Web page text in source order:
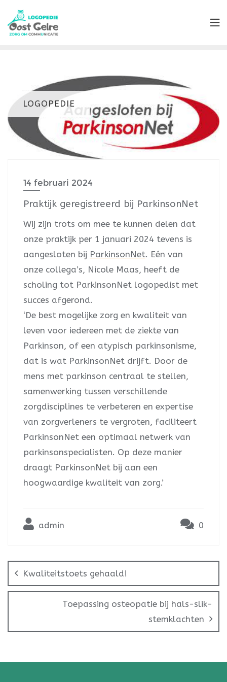
LOGOPEDIE
14 februari 2024
Praktijk geregistreerd bij ParkinsonNet
Wij zijn trots om mee te kunnen delen dat
onze praktijk per 1 januari 2024 tevens is
aangesloten bij ParkinsonNet. Eén van
onze collega’s, Nicole Maas, heeft de
scholing tot ParkinsonNet logopedist met
succes afgerond.
‘De best mogelijke zorg en kwaliteit van
leven voor iedereen met de ziekte van
Parkinson, of een atypisch parkinsonisme,
dat is wat ParkinsonNet drijft. Door de
mens met parkinson centraal te stellen,
samenwerking tussen verschillende
zorgdisciplines te verbeteren en expertise
van zorgverleners te vergroten, faciliteert
ParkinsonNet een optimaal netwerk van
parkinsonspecialisten. Op deze manier
draagt ParkinsonNet bij aan een
hoogwaardige kwaliteit van zorg.’
admin 0
Kwaliteitstoets gehaald!
Toepassing osteopatie bij hals-slik-
stemklachten